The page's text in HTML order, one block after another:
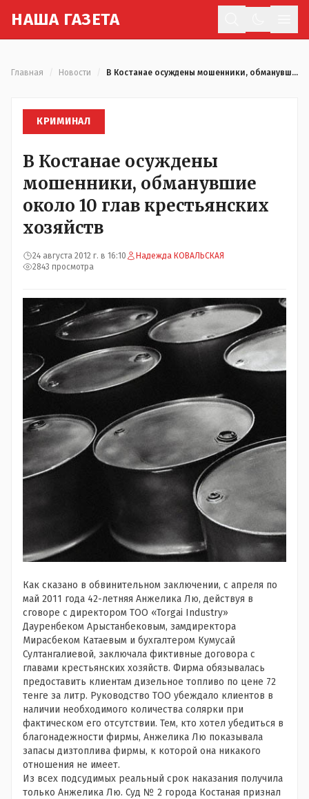
НАША ГАЗЕТА
Главная Новости В Костанае осуждены мошенники, обманувшие около 10 глав крестьянских хозяйств
КРИМИНАЛ
В Костанае осуждены
мошенники, обманувшие
около 10 глав крестьянских
хозяйств
24 августа 2012 г. в 16:10
Надежда КОВАЛЬСКАЯ
2843 просмотра
Как сказано в обвинительном заключении, с апреля по
май 2011 года 42-летняя Анжелика Лю, действуя в
сговоре с директором ТОО «Torgai Industry»
Дауренбеком Арыстанбековым, замдиректора
Мирасбеком Катаевым и бухгалтером Кумусай
Султангалиевой, заключала фиктивные договора с
главами крестьянских хозяйств. Фирма обязывалась
предоставить клиентам дизельное топливо по цене 72
тенге за литр. Руководство ТОО убеждало клиентов в
наличии необходимого количества солярки при
фактическом его отсутствии. Тем, кто хотел убедиться в
благонадежности фирмы, Анжелика Лю показывала
запасы дизтоплива фирмы, к которой она никакого
отношения не имеет.
Из всех подсудимых реальный срок наказания получила
только Анжелика Лю. Суд № 2 города Костаная признал